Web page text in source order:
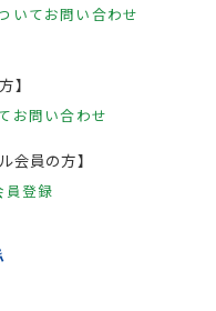
いてお問い合わせ
】
お問い合わせ
会員の方】
員登録